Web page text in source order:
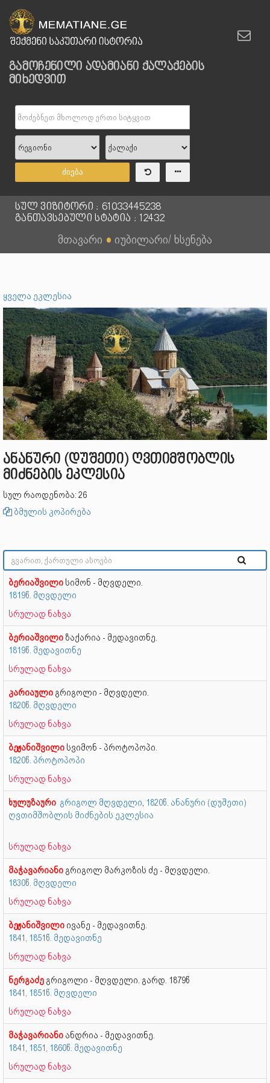
გამოჩენილი ადამიანი ქალაქების
მიხედვით
ძიება
სულ ვიზიტორი : 61033445238
განთავსებული სტატია : 12432
მთავარი ● იუბილარი/ ხსენება
ყველა ეკლესია
ანანური (დუშეთი) ღვთიმშობლის
მიძნების ეკლესია
სულ რაოდენობა: 26
ბმულის კოპირება
ბერიაშვილი სიმონ - მღვდელი.
1819წ. მღვდელი
სრულად ნახვა
ბერიაშვილი ზაქარია - მედავითნე.
1819წ. მედავითნე
სრულად ნახვა
კარიაული გრიგოლი - მღვდელი.
1820წ. მღვდელი
სრულად ნახვა
ბეჟანიშვილი სვიმონ - პროტოპოპი.
1820წ. პროტოპოპი
სრულად ნახვა
ხულუზაური გრიგოლ მღვდელი, 1820წ. ანანური (დუშეთი)
ღვთიმშობლის მიძნების ეკლესია
სრულად ნახვა
მაჭავარიანი გრიგოლ მარკოზის ძე - მღვდელი.
1830წ. მღვდელი
სრულად ნახვა
ბეჟანიშვილი ივანე - მედავითნე.
1841, 1851წ. მედავითნე
სრულად ნახვა
ნერგაძე გრიგოლი - მღვდელი. გარდ. 1879წ
1841, 1851წ. მღვდელი
სრულად ნახვა
მაჭავარიანი ანდრია - მედავითნე.
1841, 1851, 1860წ. მედავითნე
სრულად ნახვა